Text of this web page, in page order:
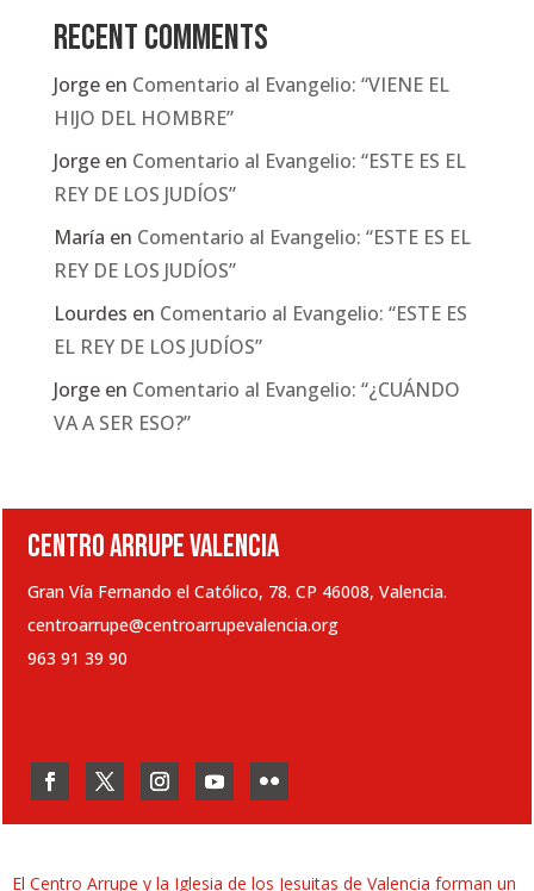
Recent Comments
Jorgeen Comentario al Evangelio: “VIENE EL
HIJO DEL HOMBRE”
Jorgeen Comentario al Evangelio: “ESTE ES EL
REY DE LOS JUDÍOS”
María en Comentario al Evangelio: “ESTE ES EL
REY DE LOS JUDÍOS”
Lourdes en Comentario al Evangelio: “ESTE ES
EL REY DE LOS JUDÍOS”
Jorgeen Comentario al Evangelio: “¿CUÁNDO
VA A SER ESO?”
CENTRO ARRUPE VALENCIA
Gran Vía Fernando el Católico, 78. CP 46008, Valencia.
centroarrupe@centroarrupevalencia.org
963 91 39 90
El Centro Arrupe y la Iglesia de los Jesuitas de Valencia forman un